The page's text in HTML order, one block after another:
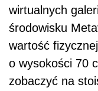
wirtualnych
środowisku
wartość
o wysokości 70
zobaczyć na